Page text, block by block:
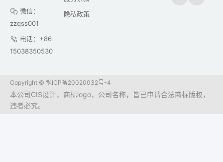
微信：
zzqss001
电话：+86
15038350530
隐私政策
Copyright © 豫ICP备20020032号-4
本公司CIS设计，商标logo，公司名称，皆已申请合法商标版权，
违者必究。